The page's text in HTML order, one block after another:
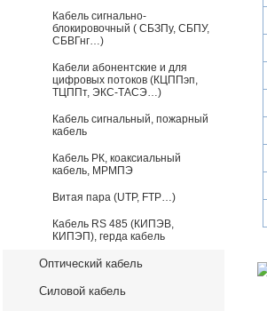
Кабель сигнально-
блокировочный ( СБЗПу, СБПУ,
СБВГнг…)
Кабели абонентские и для
цифровых потоков (КЦППэп,
ТЦППт, ЭКС-ТАСЭ…)
Кабель сигнальный, пожарный
кабель
Кабель РК, коаксиальный
кабель, МРМПЭ
Витая пара (UTP, FTP…)
Кабель RS 485 (КИПЭВ,
КИПЭП), герда кабель
Оптический кабель
Силовой кабель